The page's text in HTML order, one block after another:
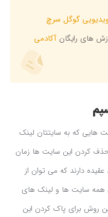
گوگل سرچ
های رایگان آکادمی
هایی که به سایتتان لینک
حذف کردن این سایت ها زمان
دارند که می توان از
همه سایت ها و لینک های
روش برای پاک کردن این